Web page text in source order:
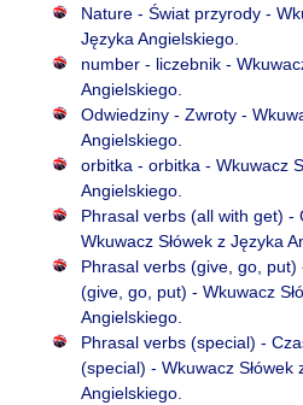
Nature - Świat przyrody -
Języka Angielskiego.
number - liczebnik -
Angielskiego.
Odwiedziny - Zwroty -
Angielskiego.
orbitka - orbitka - Wkuwacz
Angielskiego.
Phrasal verbs (all with get) -
Wkuwacz Słówek z Języka
Phrasal verbs (give, go,
(give, go, put) - Wkuwacz
Angielskiego.
Phrasal verbs (special) -
(special) - Wkuwacz Słówek
Angielskiego.